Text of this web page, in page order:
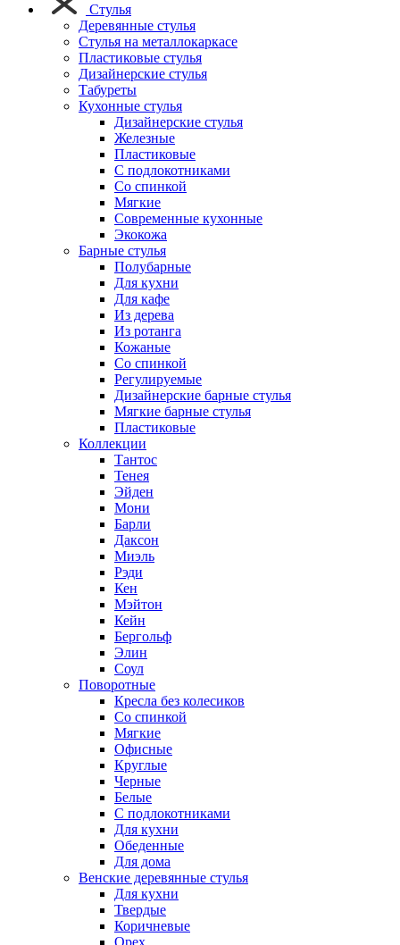
Стулья
Деревянные стулья
Стулья на металлокаркасе
Пластиковые стулья
Дизайнерские стулья
Табуреты
Кухонные стулья
Дизайнерские стулья
Железные
Пластиковые
С подлокотниками
Со спинкой
Мягкие
Современные кухонные
Экокожа
Барные стулья
Полубарные
Для кухни
Для кафе
Из дерева
Из ротанга
Кожаные
Со спинкой
Регулируемые
Дизайнерские барные стулья
Мягкие барные стулья
Пластиковые
Коллекции
Тантос
Тенея
Эйден
Мони
Барли
Даксон
Миэль
Рэди
Кен
Мэйтон
Кейн
Бергольф
Элин
Соул
Поворотные
Кресла без колесиков
Со спинкой
Мягкие
Офисные
Круглые
Черные
Белые
С подлокотниками
Для кухни
Обеденные
Для дома
Венские деревянные стулья
Для кухни
Твердые
Коричневые
Орех